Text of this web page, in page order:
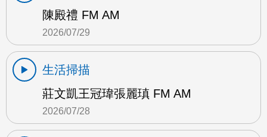
陳殿禮 FM AM
2026/07/29
生活掃描
莊文凱王冠瑋張麗瑱 FM AM
2026/07/28